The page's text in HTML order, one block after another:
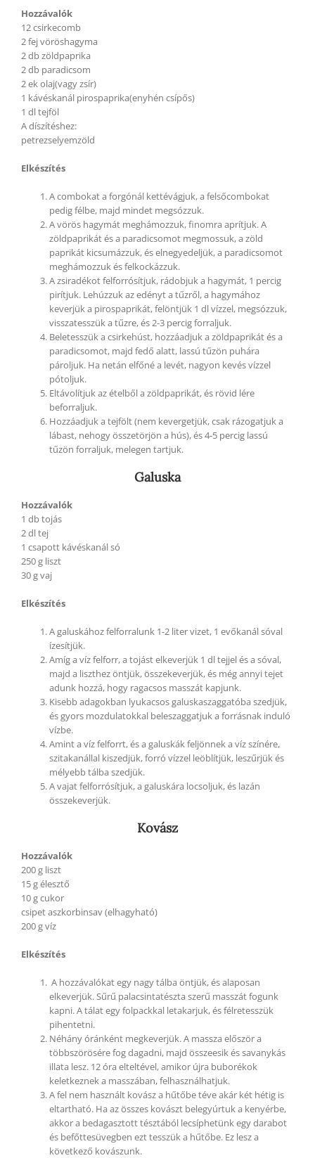
Hozzávalók
12 csirkecomb
2 fej vöröshagyma
2 db zöldpaprika
2 db paradicsom
2 ek olaj(vagy zsír)
1 kávéskanál pirospaprika(enyhén csípős)
1 dl tejföl
A díszítéshez:
petrezselyemzöld
Elkészítés
A combokat a forgónál kettévágjuk, a felsőcombokat
pedig félbe, majd mindet megsózzuk.
A vörös hagymát meghámozzuk, finomra aprítjuk. A
zöldpaprikát és a paradicsomot megmossuk, a zöld
paprikát kicsumázzuk, és elnegyedeljük, a paradicsomot
meghámozzuk és felkockázzuk.
A zsiradékot felforrósítjuk, rádobjuk a hagymát, 1 percig
pirítjuk. Lehúzzuk az edényt a tűzről, a hagymához
keverjük a pirospaprikát, felöntjük 1 dl vízzel, megsózzuk,
visszatesszük a tűzre, és 2-3 percig forraljuk.
Beletesszük a csirkehúst, hozzáadjuk a zöldpaprikát és a
paradicsomot, majd fedő alatt, lassú tűzön puhára
pároljuk. Ha netán elfőné a levét, nagyon kevés vízzel
pótoljuk.
Eltávolítjuk az ételből a zöldpaprikát, és rövid lére
beforraljuk.
Hozzáadjuk a tejfölt (nem kevergetjük, csak rázogatjuk a
lábast, nehogy összetörjön a hús), és 4-5 percig lassú
tűzön forraljuk, melegen tartjuk.
Galuska
Hozzávalók
1 db tojás
2 dl tej
1 csapott kávéskanál só
250 g liszt
30 g vaj
Elkészítés
A galuskáhozfelforralunk 1-2 liter vizet, 1 evőkanál sóval
ízesítjük.
Amíg a víz felforr, a tojást elkeverjük 1 dl tejjel és a sóval,
majd a liszthez öntjük, összekeverjük, és még annyi tejet
adunk hozzá, hogy ragacsos masszát kapjunk.
Kisebb adagokban lyukacsos galuskaszaggatóba szedjük,
és gyors mozdulatokkal beleszaggatjuk a forrásnak induló
vízbe.
Amint a víz felforrt, és a galuskák feljönnek a víz színére,
szitakanállal kiszedjük, forró vízzel leöblítjük, leszűrjük és
mélyebb tálba szedjük.
A vajat felforrósítjuk, a galuskára locsoljuk, és lazán
összekeverjük.
Kovász
Hozzávalók
200 g liszt
15 g élesztő
10 g cukor
csipet aszkorbinsav (elhagyható)
200 g víz
Elkészítés
A hozzávalókat egy nagy tálba öntjük, és alaposan
elkeverjük. Sűrű palacsintatészta szerű masszát fogunk
kapni. A tálat egy folpackkal letakarjuk, és félretesszük
pihentetni.
Néhány óránként megkeverjük. A massza először a
többszörösére fog dagadni, majd összeesik és savanykás
illata lesz. 12 óra elteltével, amikor újra buborékok
keletkeznek a masszában, felhasználhatjuk.
A fel nem használt kovász a hűtőbe téve akár két hétig is
eltartható. Ha az összes kovászt belegyúrtuk a kenyérbe,
akkor a bedagasztott tésztából lecsíphetünk egy darabot
és befőttesüvegben ezt tesszük a hűtőbe. Ez lesz a
következő kovászunk.